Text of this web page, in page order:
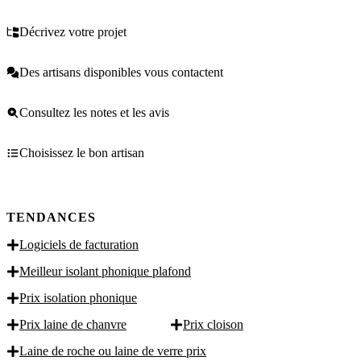
Décrivez votre projet
Des artisans disponibles vous contactent
Consultez les notes et les avis
Choisissez le bon artisan
TENDANCES
Logiciels de facturation
Meilleur isolant phonique plafond
Prix isolation phonique
Prix laine de chanvre
Prix cloison
Laine de roche ou laine de verre prix